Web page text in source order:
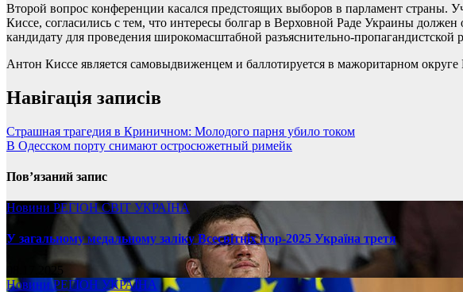
Второй вопрос конференции касался предстоящих выборов в парламент страны.
Киссе, согласились с тем, что интересы болгар в Верховной Раде Украины должен
кандидату для проведения широкомасштабной разъяснительно-
Антон Киссе является самовыдвиженцем и баллотируется в мажоритарном
Навігація записів
Страшная трагедия в Криничном: Молодого парня убило током
В Одесском порту снимают остросюжетный римейк
Пов’язаний запис
Новини РЕГІОНСВІТ УКРАЇНА
У загальному медальному заліку Всесвітніх ігор-2025 Україна третя
08.17.2025
НовиниРЕГІОН УКРАЇНА